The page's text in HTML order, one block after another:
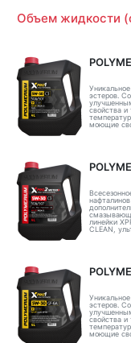
Объем жидкости
эстеров.
свойства и
моющие
линейки
CLEAN,
эстеров.
свойства и
моющие